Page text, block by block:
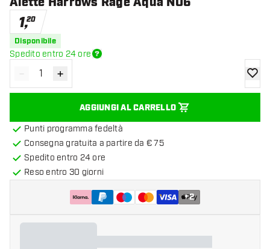
1,20
Disponibile
Spedito entro 24 ore
Diminuisci quantità
- Aumenta quantità
+
AGGIUNGI AL CARRELLO
Punti programma fedeltà
Consegna gratuita a partire da € 75
Spedito entro 24 ore
Reso entro 30 giorni
+2